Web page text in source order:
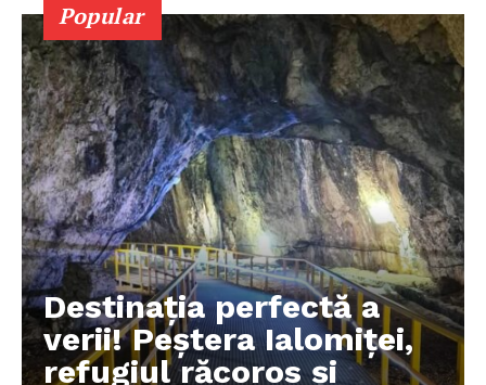
Popular
Destinația perfectă a
verii! Peștera Ialomiței,
refugiul răcoros și